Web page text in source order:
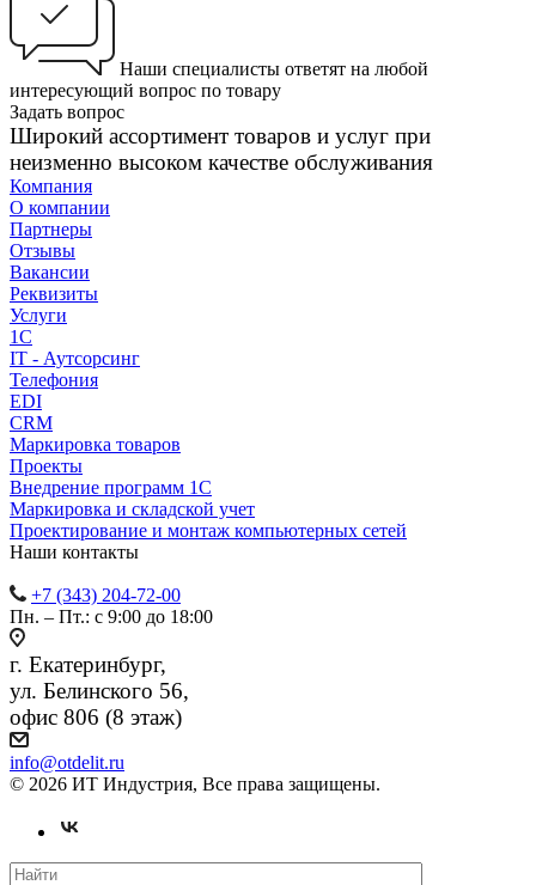
Наши специалисты ответят на любой
интересующий вопрос по товару
Задать вопрос
Широкий ассортимент товаров и услуг при
неизменно высоком качестве обслуживания
Компания
О компании
Партнеры
Отзывы
Вакансии
Реквизиты
Услуги
1С
IT - Аутсорсинг
Телефония
EDI
CRM
Маркировка товаров
Проекты
Внедрение программ 1С
Маркировка и складской учет
Проектирование и монтаж компьютерных сетей
Наши контакты
+7 (343) 204-72-00
Пн. – Пт.: с 9:00 до 18:00
г. Екатеринбург,
ул. Белинского 56,
офис 806 (8 этаж)
info@otdelit.ru
© 2026 ИТ Индустрия, Все права защищены.